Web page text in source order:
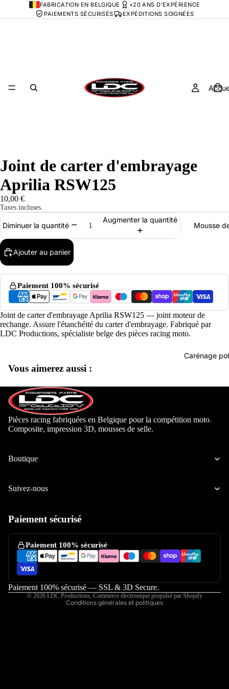
FABRICATION EN BELGIQUE
+20 ANS D'EXPÉRIENCE
PAIEMENTS SÉCURISÉS
EXPÉDITIONS SOIGNÉES
Mousse
Carénage
Aprilia
Honda
Yamaha
Mini-4-
Joint de carter d'embrayage
Aprilia RSW125
10,00 €
Taxes incluses.
Diminuer la quantité
Augmenter la quantité
Ajouter au panier
Paiement 100% sécurisé
Joint de carter d'embrayage Aprilia RSW125 — joint moteur de
rechange. Assure l'étanchéité du carter d'embrayage. Fabriqué par
LDC Productions, spécialiste belge des pièces racing moto.
Vous aimerez aussi :
Pièces racing fabriquées en Belgique pour la compétition moto.
Composite, impression 3D, mousses de selle.
Boutique
Suivez-nous
Paiement sécurisé
Paiement 100% sécurisé
Paiement 100% sécurisé — SSL & 3D Secure.
© 2026 LDC Productions, Commerce électronique propulsé par Shopify
Conditions générales et politiques
Politique de remboursement
Conditions d’utilisation
Mentions légales
Coordonnées